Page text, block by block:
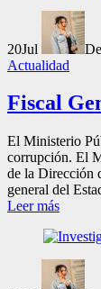
20Jul
Actualidad
Fiscal
El Ministerio
corrupción. El
de la Dirección
general del
Leer más